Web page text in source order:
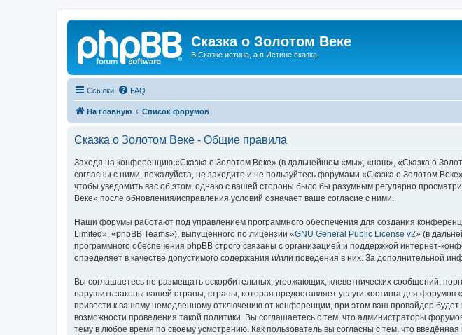
Сказка о Золотом Веке
В Сказке истина, а в Истине сказка.
Ссылки FAQ
На главную Список форумов
Сказка о Золотом Веке - Общие правила
Заходя на конференцию «Сказка о Золотом Веке» (в дальнейшем «мы», «наш», «Сказка о
согласны с ними, пожалуйста, не заходите и не пользуйтесь форумами «Сказка о Золотом
чтобы уведомить вас об этом, однако с вашей стороны было бы разумным регулярно
Веке» после обновления/исправления условий означает ваше согласие с ними.
Наши форумы работают под управлением программного обеспечения для создания
Limited», «phpBB Teams»), выпущенного по лицензии «GNU General Public License v2» (в
программного обеспечения phpBB строго связаны с организацией и поддержкой интернет-
определяет в качестве допустимого содержания и/или поведения в них. За дополнительной
Вы соглашаетесь не размещать оскорбительных, угрожающих, клеветнических сообщений,
нарушить законы вашей страны, страны, которая предоставляет услуги хостинга для
привести к вашему немедленному отключению от конференции, при этом ваш провайдер
возможности проведения такой политики. Вы соглашаетесь с тем, что администраторы
тему в любое время по своему усмотрению. Как пользователь вы согласны с тем, что